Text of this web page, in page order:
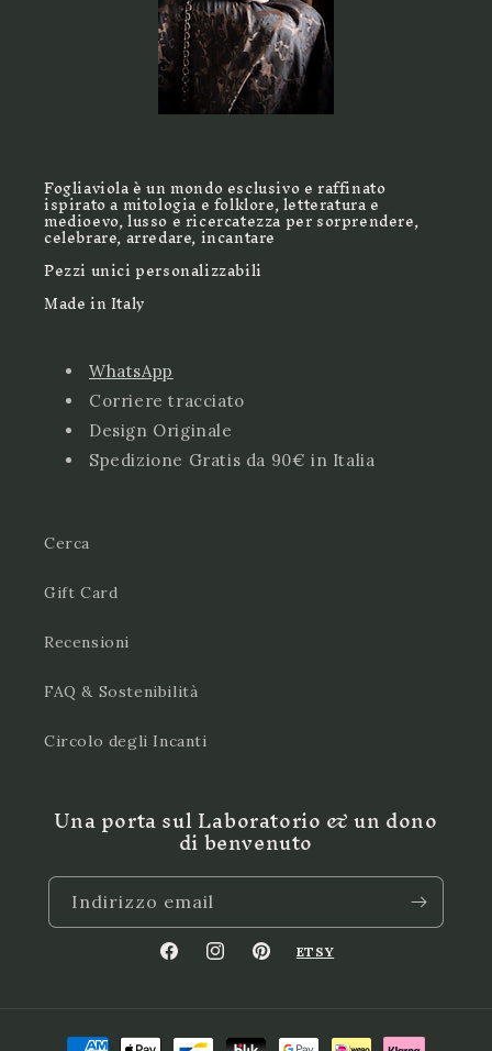
Fogliaviola è un mondo esclusivo e raffinato
ispirato a mitologia e folklore, letteratura e
medioevo, lusso e ricercatezza per sorprendere,
celebrare, arredare, incantare
Pezzi unici personalizzabili
Made in Italy
WhatsApp
Corriere tracciato
Design Originale
Spedizione Gratis da 90€ in Italia
Cerca
Gift Card
Recensioni
FAQ & Sostenibilità
Circolo degli Incanti
Una porta sul Laboratorio & un dono
di benvenuto
Indirizzo email
FacebookInstagramPinterest
ETSY
Metodi